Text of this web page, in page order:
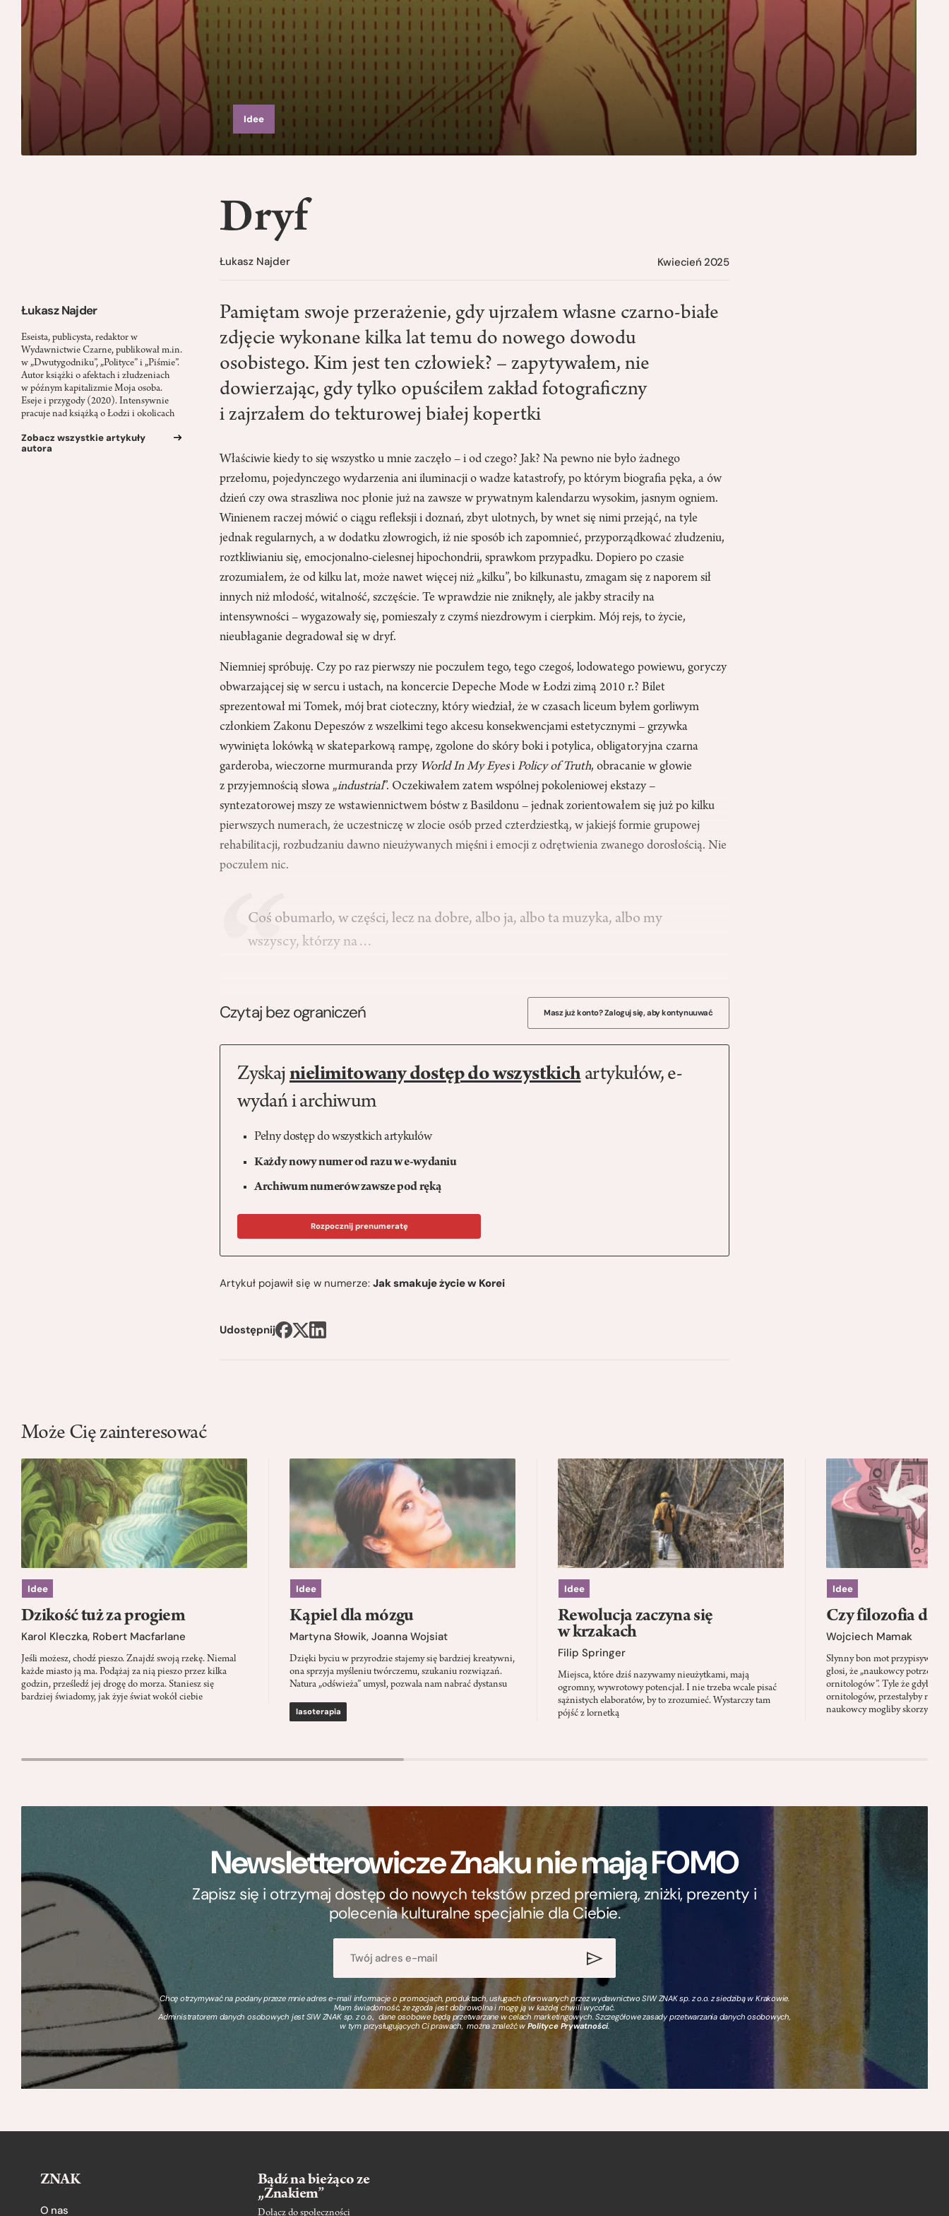
Idee
Łukasz Najder
Eseista, publicysta, redaktor w
Wydawnictwie Czarne, publikował m.in.
w „Dwutygodniku”, „Polityce” i „Piśmie”.
Autor książki o afektach i złudzeniach
w późnym kapitalizmie Moja osoba.
Eseje i przygody (2020). Intensywnie
pracuje nad książką o Łodzi i okolicach
Zobacz wszystkie artykuły
autora
Dryf
Łukasz Najder Kwiecień 2025
Pamiętam swoje przerażenie, gdy ujrzałem własne czarno-białe
zdjęcie wykonane kilka lat temu do nowego dowodu
osobistego. Kim jest ten człowiek? – zapytywałem, nie
dowierzając, gdy tylko opuściłem zakład fotograficzny
i zajrzałem do tekturowej białej kopertki
Właściwie kiedy to się wszystko u mnie zaczęło – i od czego? Jak? Na pewno nie było żadnego
przełomu, pojedynczego wydarzenia ani iluminacji o wadze katastrofy, po którym biografia pęka, a ów
dzień czy owa straszliwa noc płonie już na zawsze w prywatnym kalendarzu wysokim, jasnym ogniem.
Winienem raczej mówić o ciągu refleksji i doznań, zbyt ulotnych, by wnet się nimi przejąć, na tyle
jednak regularnych, a w dodatku złowrogich, iż nie sposób ich zapomnieć, przyporządkować złudzeniu,
roztkliwianiu się, emocjonalno-cielesnej hipochondrii, sprawkom przypadku. Dopiero po czasie
zrozumiałem, że od kilku lat, może nawet więcej niż „kilku”, bo kilkunastu, zmagam się z naporem sił
innych niż młodość, witalność, szczęście. Te wprawdzie nie zniknęły, ale jakby straciły na
intensywności – wygazowały się, pomieszały z czymś niezdrowym i cierpkim. Mój rejs, to życie,
nieubłaganie degradował się w dryf.
Niemniej spróbuję. Czy po raz pierwszy nie poczułem tego, tego czegoś, lodowatego powiewu, goryczy
obwarzającej się w sercu i ustach, na koncercie Depeche Mode w Łodzi zimą 2010 r.? Bilet
sprezentował mi Tomek, mój brat cioteczny, który wiedział, że w czasach liceum byłem gorliwym
członkiem Zakonu Depeszów z wszelkimi tego akcesu konsekwencjami estetycznymi – grzywka
wywinięta lokówką w skateparkową rampę, zgolone do skóry boki i potylica, obligatoryjna czarna
garderoba, wieczorne murmuranda przy World In My EyesiPolicy of Truth, obracanie w głowie
z przyjemnością słowa „industrial”. Oczekiwałem zatem wspólnej pokoleniowej ekstazy –
syntezatorowej mszy ze wstawiennictwem bóstw z Basildonu – jednak zorientowałem się już po kilku
pierwszych numerach, że uczestniczę w zlocie osób przed czterdziestką, w jakiejś formie grupowej
rehabilitacji, rozbudzaniu dawno nieużywanych mięśni i emocji z odrętwienia zwanego dorosłością. Nie
poczułem nic.
Coś obumarło, w części, lecz na dobre, albo ja, albo ta muzyka, albo my
wszyscy, którzy na…
Czytaj bez ograniczeń Masz już konto? Zaloguj się, aby kontynuuwać
Zyskaj nielimitowany dostęp do wszystkichartykułów, e-
wydań i archiwum
Pełny dostęp do wszystkich artykułów
Każdy nowy numer od razu w e-wydaniu
Archiwum numerów zawsze pod ręką
Rozpocznij prenumeratę
Artykuł pojawił się w numerze:Jak smakuje życie w Korei
Udostępnij
Może Cię zainteresować
Idee
Dzikość tuż za progiem
Karol Kleczka, Robert Macfarlane
Jeśli możesz, chodź pieszo. Znajdź swoją rzekę. Niemal
każde miasto ją ma. Podążaj za nią pieszo przez kilka
godzin, prześledź jej drogę do morza. Staniesz się
bardziej świadomy, jak żyje świat wokół ciebie
Idee
Kąpiel dla mózgu
Martyna Słowik, Joanna Wojsiat
Dzięki byciu w przyrodzie stajemy się bardziej kreatywni,
ona sprzyja myśleniu twórczemu, szukaniu rozwiązań.
Natura „odświeża” umysł, pozwala nam nabrać dystansu
lasoterapia
Idee
Rewolucja zaczyna się
w krzakach
Filip Springer
Miejsca, które dziś nazywamy nieużytkami, mają
ogromny, wywrotowy potencjał. I nie trzeba wcale pisać
sążnistych elaboratów, by to zrozumieć. Wystarczy tam
pójść z lornetką
Idee
Czy filozofia da
Wojciech Mamak
Słynny bon mot
głosi, że „naukowcy
ornitologów”. Tyle że gdyby
ornitologów, przestałyby
naukowcy mogliby skorzystać
Newsletterowicze Znaku nie mają FOMO
Zapisz się i otrzymaj dostęp do nowych tekstów przed premierą, zniżki, prezenty i
polecenia kulturalne specjalnie dla Ciebie.
Chcę otrzymywać na podany przeze mnie adres e-mail informacje o promocjach, produktach, usługach oferowanych przez wydawnictwo SIW ZNAK sp. z o.o. z siedzibą w Krakowie.
Mam świadomość, że zgoda jest dobrowolna i mogę ją w każdej chwili wycofać.
Administratorem danych osobowych jest SIW ZNAK sp. z o.o., dane osobowe będą przetwarzane w celach marketingowych. Szczegółowe zasady przetwarzania danych osobowych,
w tym przysługujących Ci prawach, można znaleźć wPolityce Prywatności.
ZNAK
O nas
Bądź na bieżąco ze
„Znakiem”
Dołącz do społeczności